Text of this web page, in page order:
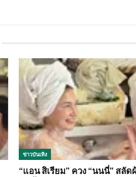
ข่าวบันเทิง
“แอน สิเรียม” ควง “นนนี่” สลั